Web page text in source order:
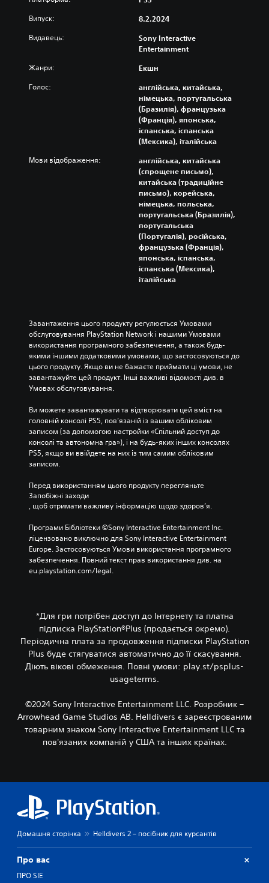
Випуск: 8.2.2024
Видавець:
Sony Interactive
Entertainment
Жанри: Екшн
Голос:
англійська, китайська,
німецька, португальська
(Бразилія), французька
(Франція), японська,
іспанська, іспанська
(Мексика), італійська
Мови відображення:
англійська, китайська
(спрощене письмо),
китайська (традиційне
письмо), корейська,
німецька, польська,
португальська (Бразилія),
португальська
(Португалія), російська,
французька (Франція),
японська, іспанська,
іспанська (Мексика),
італійська
Завантаження цього продукту регулюється Умовами
обслуговування PlayStation Network і нашими Умовами
використання програмного забезпечення, а також будь-
якими іншими додатковими умовами, що застосовуються до
цього продукту. Якщо ви не бажаєте приймати ці умови, не
завантажуйте цей продукт. Інші важливі відомості див. в
Умовах обслуговування.
Ви можете завантажувати та відтворювати цей вміст на
головній консолі PS5, пов’язаній із вашим обліковим
записом (за допомогою настройки «Спільний доступ до
консолі та автономна гра»), і на будь-яких інших консолях
PS5, якщо ви ввійдете на них із тим самим обліковим
записом.
Перед використанням цього продукту перегляньте
Запобіжні заходи
, щоб отримати важливу інформацію щодо здоров’я.
Програми Бібліотеки ©Sony Interactive Entertainment Inc.
ліцензовано виключно для Sony Interactive Entertainment
Europe. Застосовуються Умови використання програмного
забезпечення. Повний текст прав використання див. на
eu.playstation.com/legal.
*Для гри потрібен доступ до Інтернету та платна
підписка PlayStation®Plus (продається окремо).
Періодична плата за продовження підписки PlayStation
Plus буде стягуватися автоматично до її скасування.
Діють вікові обмеження. Повні умови: play.st/psplus-
usageterms.
©2024 Sony Interactive Entertainment LLC. Розробник –
Arrowhead Game Studios AB. Helldivers є зареєстрованим
товарним знаком Sony Interactive Entertainment LLC та
пов'язаних компаній у США та інших країнах.
Домашня сторінка Helldivers 2 – посібник для курсантів
Про вас
ПРО SIE